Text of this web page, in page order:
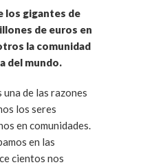
los gigantes de
de euros en
la comunidad
del mundo.
de las razones
los seres
en comunidades.
en las
cientos nos